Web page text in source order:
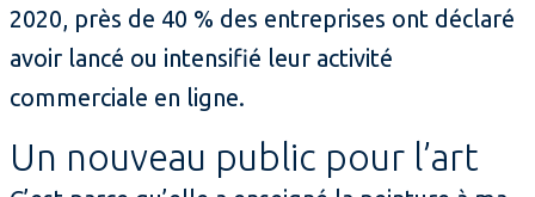
2020, près de 40 % des entreprises ont déclaré
avoir lancé ou intensifié leur activité
commerciale en ligne.
Un nouveau public pour l’art